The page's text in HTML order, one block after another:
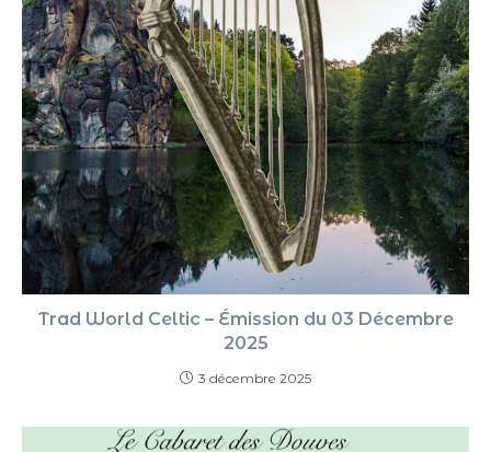
Trad World Celtic – Émission du 03 Décembre
2025
3 décembre 2025